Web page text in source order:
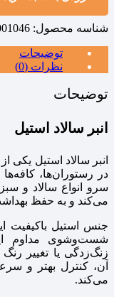
شناسه محصول:
توضیحات
نظرات (0)
توضیحات
انبر سالاد استیل
انبر سالاد استیل یکی
در رستوران‌ها،
سرو انواع سالاد و
می‌کند و به حفظ
جنس استیل باکیفیت
شست‌وشوی مداوم
زنگ‌زدگی یا تغییر
آن، کنترل بهتر و
می‌کند.